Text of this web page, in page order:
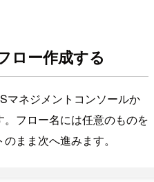
ロー作成する
マネジメントコンソールか
フロー名には任意のものを
まま次へ進みます。